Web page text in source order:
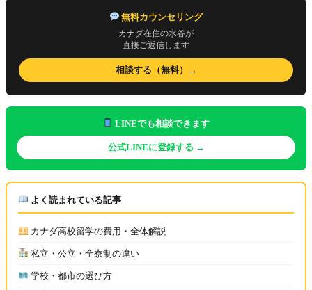
無料カウンセリング
カナダ在住の水谷が
直接ご返信します
相談する（無料）→
LINEでも相談できます
公式LINEに登録する →
よく読まれている記事
カナダ高校留学の費用・全体解説
私立・公立・全寮制の違い
学校・都市の選び方